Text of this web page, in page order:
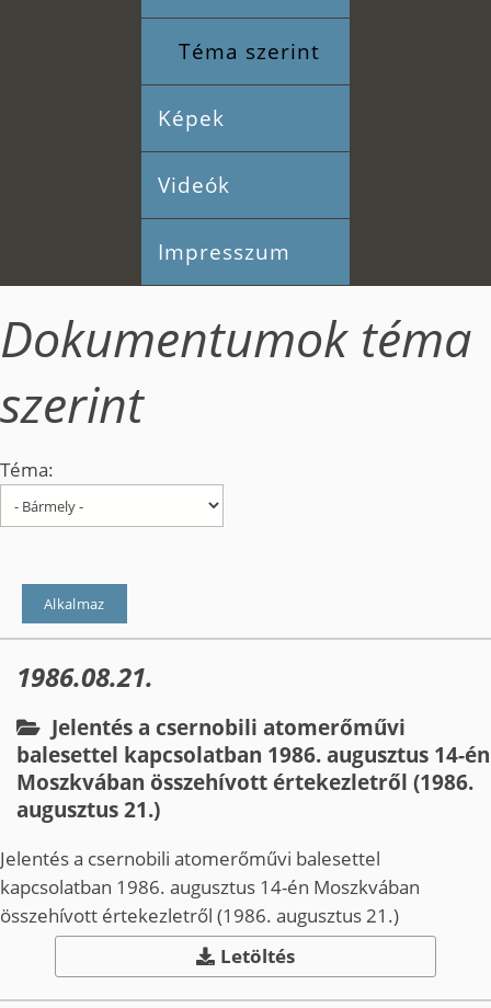
Téma szerint
Képek
Videók
Impresszum
Dokumentumok téma
szerint
Téma:
1986.08.21.
Jelentés a csernobili atomerőművi
balesettel kapcsolatban 1986. augusztus 14-­én
Moszkvában összehívott értekezletről (1986.
augusztus 21.)
Jelentés a csernobili atomerőművi balesettel
kapcsolatban 1986. augusztus 14-­én Moszkvában
összehívott értekezletről (1986. augusztus 21.)
Letöltés